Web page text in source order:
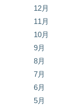
12月
11月
10月
9月
8月
7月
6月
5月